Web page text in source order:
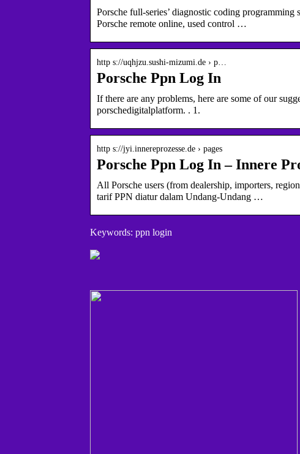
Porsche full-series’ diagnostic coding
Porsche remote online, used control …
http s://uqhjzu.sushi-mizumi.de › p…
Porsche Ppn Log In
If there are any problems, here are some of our
porschedigitalplatform. . 1.
http s://jyi.innereprozesse.de › pages
Porsche Ppn Log In – Innere
All Porsche users (from dealership, importers,
tarif PPN diatur dalam Undang-Undang …
Keywords: ppn login